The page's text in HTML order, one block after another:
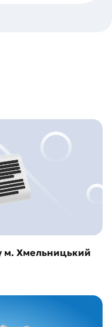
м. Хмельницький